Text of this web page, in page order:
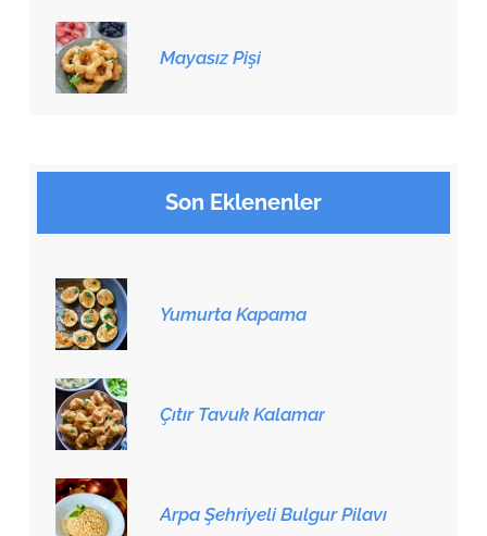
Mayasız Pişi
Son Eklenenler
Yumurta Kapama
Çıtır Tavuk Kalamar
Arpa Şehriyeli Bulgur Pilavı